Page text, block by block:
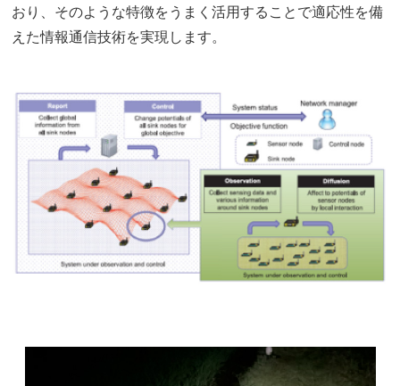
おり、そのような特徴をうまく活用することで適応性を備
えた情報通信技術を実現します。